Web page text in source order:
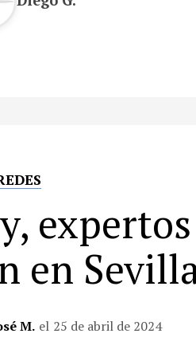
en
M. el 25 de abril de 2024